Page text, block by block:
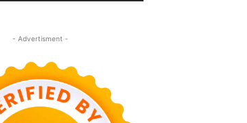
- Advertisment -